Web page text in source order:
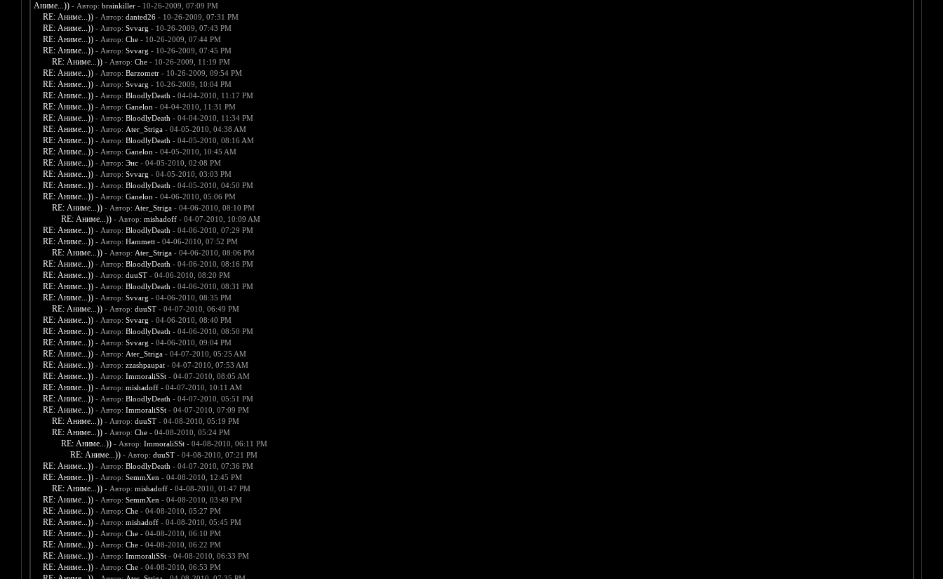
Аниме...)) - Автор: brainkiller- 10-26-2009, 07:09 PM
RE: Аниме...)) - Автор: danted26- 10-26-2009, 07:31 PM
RE: Аниме...)) - Автор: Svvarg - 10-26-2009, 07:43 PM
RE: Аниме...)) - Автор: Che- 10-26-2009, 07:44 PM
RE: Аниме...)) - Автор: Svvarg - 10-26-2009, 07:45 PM
RE: Аниме...)) - Автор: Che- 10-26-2009, 11:19 PM
RE: Аниме...)) - Автор: Barzometr- 10-26-2009, 09:54 PM
RE: Аниме...)) - Автор: Svvarg - 10-26-2009, 10:04 PM
RE: Аниме...)) - Автор: BloodlyDeath - 04-04-2010, 11:17 PM
RE: Аниме...)) - Автор: Ganelon - 04-04-2010, 11:31 PM
RE: Аниме...)) - Автор: BloodlyDeath - 04-04-2010, 11:34 PM
RE: Аниме...)) - Автор: Ater_Striga- 04-05-2010, 04:38 AM
RE: Аниме...)) - Автор: BloodlyDeath - 04-05-2010, 08:16 AM
RE: Аниме...)) - Автор: Ganelon - 04-05-2010, 10:45 AM
RE: Аниме...)) - Автор: Энс- 04-05-2010, 02:08 PM
RE: Аниме...)) - Автор: Svvarg - 04-05-2010, 03:03 PM
RE: Аниме...)) - Автор: BloodlyDeath - 04-05-2010, 04:50 PM
RE: Аниме...)) - Автор: Ganelon - 04-06-2010, 05:06 PM
RE: Аниме...)) - Автор: Ater_Striga- 04-06-2010, 08:10 PM
RE: Аниме...)) - Автор: mishadoff- 04-07-2010, 10:09 AM
RE: Аниме...)) - Автор: BloodlyDeath - 04-06-2010, 07:29 PM
RE: Аниме...)) - Автор: Hammett- 04-06-2010, 07:52 PM
RE: Аниме...)) - Автор: Ater_Striga- 04-06-2010, 08:06 PM
RE: Аниме...)) - Автор: BloodlyDeath - 04-06-2010, 08:16 PM
RE: Аниме...)) - Автор: duuST- 04-06-2010, 08:20 PM
RE: Аниме...)) - Автор: BloodlyDeath - 04-06-2010, 08:31 PM
RE: Аниме...)) - Автор: Svvarg - 04-06-2010, 08:35 PM
RE: Аниме...)) - Автор: duuST- 04-07-2010, 06:49 PM
RE: Аниме...)) - Автор: Svvarg - 04-06-2010, 08:40 PM
RE: Аниме...)) - Автор: BloodlyDeath - 04-06-2010, 08:50 PM
RE: Аниме...)) - Автор: Svvarg - 04-06-2010, 09:04 PM
RE: Аниме...)) - Автор: Ater_Striga- 04-07-2010, 05:25 AM
RE: Аниме...)) - Автор: zzashpaupat- 04-07-2010, 07:53 AM
RE: Аниме...)) - Автор: ImmoraliSSt- 04-07-2010, 08:05 AM
RE: Аниме...)) - Автор: mishadoff- 04-07-2010, 10:11 AM
RE: Аниме...)) - Автор: BloodlyDeath - 04-07-2010, 05:51 PM
RE: Аниме...)) - Автор: ImmoraliSSt- 04-07-2010, 07:09 PM
RE: Аниме...)) - Автор: duuST- 04-08-2010, 05:19 PM
RE: Аниме...)) - Автор: Che- 04-08-2010, 05:24 PM
RE: Аниме...)) - Автор: ImmoraliSSt- 04-08-2010, 06:11 PM
RE: Аниме...)) - Автор: duuST- 04-08-2010, 07:21 PM
RE: Аниме...)) - Автор: BloodlyDeath - 04-07-2010, 07:36 PM
RE: Аниме...)) - Автор: SemmXen - 04-08-2010, 12:45 PM
RE: Аниме...)) - Автор: mishadoff- 04-08-2010, 01:47 PM
RE: Аниме...)) - Автор: SemmXen - 04-08-2010, 03:49 PM
RE: Аниме...)) - Автор: Che- 04-08-2010, 05:27 PM
RE: Аниме...)) - Автор: mishadoff- 04-08-2010, 05:45 PM
RE: Аниме...)) - Автор: Che- 04-08-2010, 06:10 PM
RE: Аниме...)) - Автор: Che- 04-08-2010, 06:22 PM
RE: Аниме...)) - Автор: ImmoraliSSt- 04-08-2010, 06:33 PM
RE: Аниме...)) - Автор: Che- 04-08-2010, 06:53 PM